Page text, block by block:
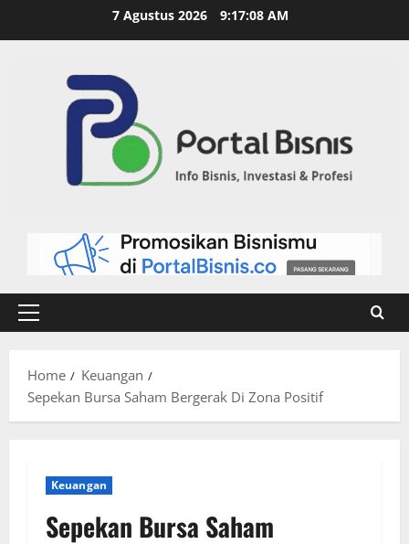
7 Agustus 2026 9:17:09 AM
Home
Keuangan
Sepekan Bursa Saham Bergerak Di Zona Positif
Keuangan
Sepekan Bursa Saham